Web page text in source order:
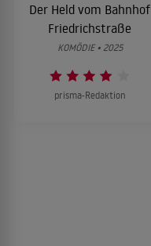
Der Held vom Bahnhof
Friedrichstraße
KOMÖDIE • 2025
prisma-Redaktion